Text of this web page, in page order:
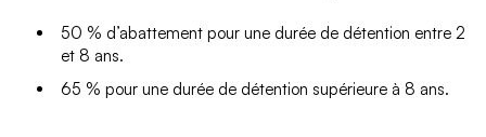
50 % d’abattement pour une durée de détention entre 2
et 8 ans.
65 % pour une durée de détention supérieure à 8 ans.